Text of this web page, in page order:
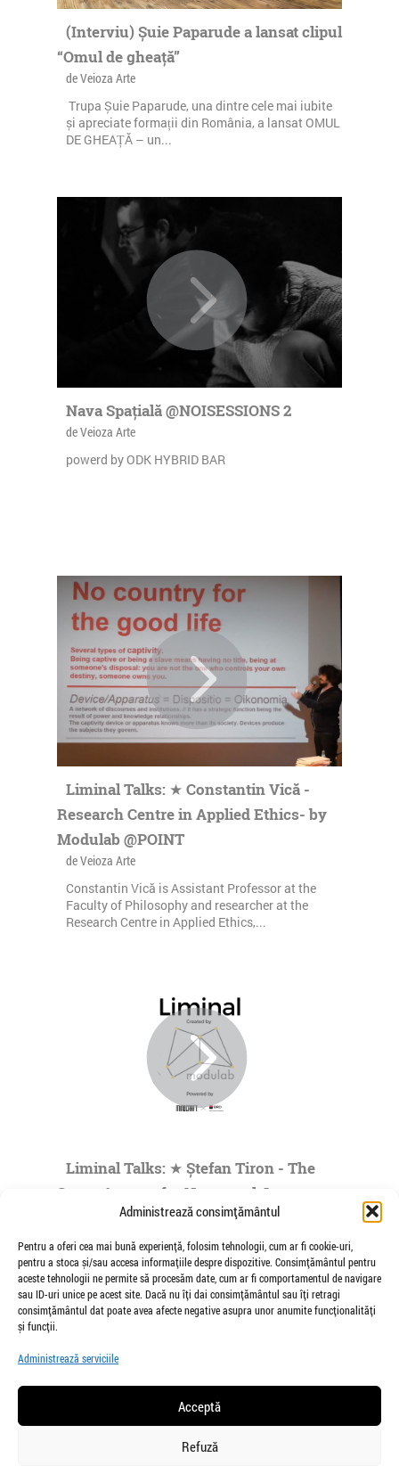
Administrează consimțământul
Pentru a oferi cea mai bună experiență, folosim tehnologii, cum ar fi cookie-uri,
pentru a stoca și/sau accesa informațiile despre dispozitive. Consimțământul pentru
aceste tehnologii ne permite să procesăm date, cum ar fi comportamentul de navigare
sau ID-uri unice pe acest site. Dacă nu îți dai consimțământul sau îți retragi
consimțământul dat poate avea afecte negative asupra unor anumite funcționalități
și funcții.
Administrează serviciile
Acceptă
Refuză
(Interviu) Șuie Paparude a lansat clipul
“Omul de gheață”
de Veioza Arte
Trupa Șuie Paparude, una dintre cele mai iubite
și apreciate formații din România, a lansat OMUL
DE GHEAȚĂ – un...
Nava Spațială @NOISESSIONS 2
de Veioza Arte
powerd by ODK HYBRID BAR
Liminal Talks: ★ Constantin Vică -
Research Centre in Applied Ethics- by
Modulab @POINT
de Veioza Arte
Constantin Vică is Assistant Professor at the
Faculty of Philosophy and researcher at the
Research Centre in Applied Ethics,...
Liminal Talks: ★ Ștefan Tiron - The
Space Agency for Nocturnal Journeys
to the Origins of the Universe- by
Modulab @POINT
de Veioza Arte
Stefan Tiron is an artist living and working
between Bucharest and Berlin. He is the founder